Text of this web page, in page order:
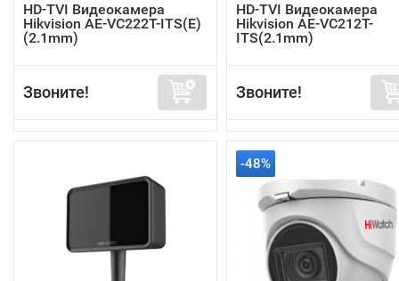
HD-TVI Видеокамера
Hikvision AE-VC222T-ITS(E)
(2.1mm)
Звоните!
HD-TVI Видеокамера
Hikvision AE-VC212T-
ITS(2.1mm)
Звоните!
-48%